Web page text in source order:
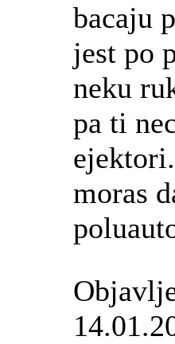
bacaju
jest po
neku
pa ti
moras